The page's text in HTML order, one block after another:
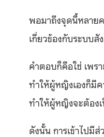
พอมาถึงจุดนี้หลาย
เกี่ยวข้องกับระบบ
คำตอบก็คือใช่ เพร
ทำให้ผู้หญิงเองก็มี
ทำให้ผู้หญิงจะต้อง
ดังนั้น การเข้าไปมี